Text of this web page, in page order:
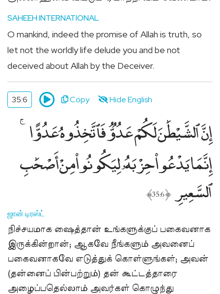
SAHEEH INTERNATIONAL
O mankind, indeed the promise of Allah is truth, so
let not the worldly life delude you and be not
deceived about Allah by the Deceiver.
35:6 Copy Hide English
إِنَّ ٱلشَّيْطَٰنَ لَكُمْ عَدُوٌّۭ فَٱتَّخِذُوهُ عَدُوًّا
إِنَّمَا يَدْعُوا۟ حِزْبَهُۥ لِيَكُونُوا۟ مِنْ أَصْحَٰبِ
ٱلسَّعِيرِ﴿35:6﴾
ஜான் டிரஸ்ட்
நிச்சயமாக ஷைத்தான் உங்களுக்குப் பகைவனாக
இருக்கின்றான்; ஆகவே நீங்களும் அவனைப்
பகைவனாகவே எடுத்துக் கொள்ளுங்கள்; அவன்
(தன்னைப் பின்பற்றும்) தன் கூட்டத்தாரை
அழைப்பதெல்லாம் அவர்கள் கொழுந்து